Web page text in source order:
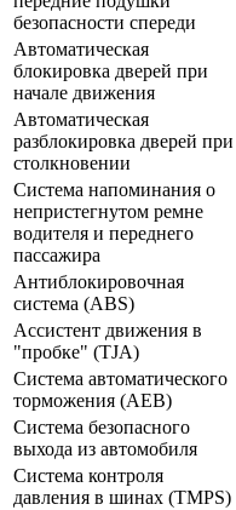
безопасности спереди
Автоматическая
блокировка дверей при
начале движения
Автоматическая
разблокировка дверей при
столкновении
Система напоминания о
непристегнутом ремне
водителя и переднего
пассажира
Антиблокировочная
система (ABS)
Ассистент движения в
"пробке" (TJA)
Система автоматического
торможения (AEB)
Система безопасного
выхода из автомобиля
Система контроля
давления в шинах (TMPS)